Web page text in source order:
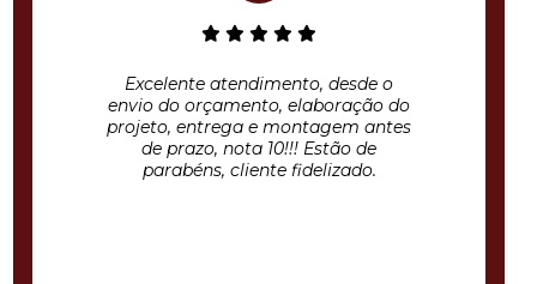
Excelente atendimento, desde o
envio do orçamento, elaboração do
projeto, entrega e montagem antes
de prazo, nota 10!!! Estão de
parabéns, cliente fidelizado.